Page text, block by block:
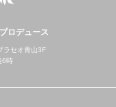
ロデュース
ラセオ青山3F
6時